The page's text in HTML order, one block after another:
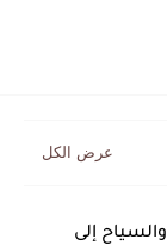
المنتخب المغربي يرتقي للمركز السادس عالمياً ويُحكم قبضته على الصدارة...
إلى